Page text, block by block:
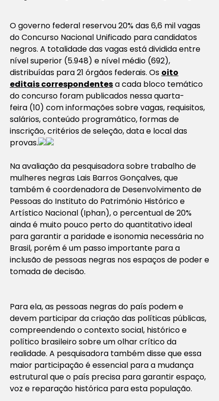
O governo federal reservou 20% das 6,6 mil vagas
do Concurso Nacional Unificado para candidatos
negros. A totalidade das vagas está dividida entre
nível superior (5.948) e nível médio (692),
distribuídas para 21 órgãos federais. Os oito
editais correspondentesa cada bloco temático
do concurso foram publicados nessa quarta-
feira (10) com informações sobre vagas, requisitos,
salários, conteúdo programático, formas de
inscrição, critérios de seleção, data e local das
provas.
Na avaliação da pesquisadora sobre trabalho de
mulheres negras Lais Barros Gonçalves, que
também é coordenadora de Desenvolvimento de
Pessoas do Instituto do Património Histórico e
Artístico Nacional (Iphan), o percentual de 20%
ainda é muito pouco perto do quantitativo ideal
para garantir a paridade e isonomia necessária no
Brasil, porém é um passo importante para a
inclusão de pessoas negras nos espaços de poder e
tomada de decisão.
Para ela, as pessoas negras do país podem e
devem participar da criação das políticas públicas,
compreendendo o contexto social, histórico e
político brasileiro sobre um olhar crítico da
realidade. A pesquisadora também disse que essa
maior participação é essencial para a mudança
estrutural que o país precisa para garantir espaço,
voz e reparação histórica para esta população.